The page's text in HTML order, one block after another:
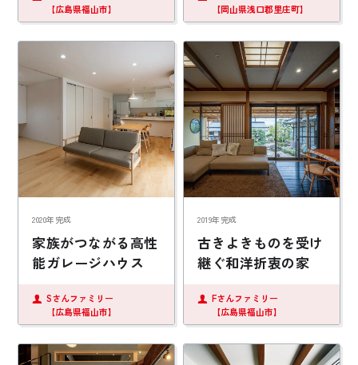
【広島県福山市】
【岡山県浅口郡里庄町】
2020年完成
家族がつながる高性
能ガレージハウス
Sさんファミリー
【広島県福山市】
2019年完成
古きよきものを受け
継ぐ和洋折衷の家
Fさんファミリー
【広島県福山市】